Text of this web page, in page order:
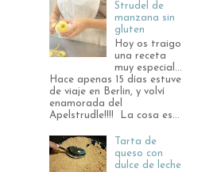
Strudel de
manzana sin
gluten
Hoy os traigo
una receta
muy especial...
Hace apenas 15 días estuve
de viaje en Berlin, y volví
enamorada del
Apelstrudle!!!! La cosa es...
Tarta de
queso con
dulce de leche